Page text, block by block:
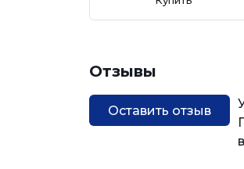
Отзывы
Оставить отзыв